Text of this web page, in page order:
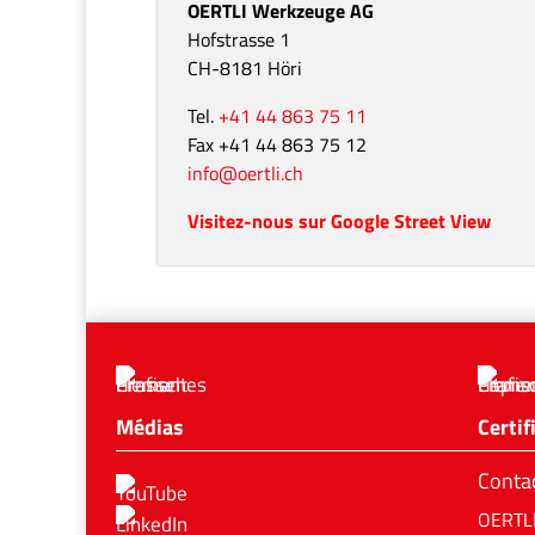
Qualité et sécurité
Des produits de haute qualité et une
optimisation continue sont un objectif
important de notre entreprise. Nous
élevées et un processus d’amélioration
continue de nos services.
en savoir plus